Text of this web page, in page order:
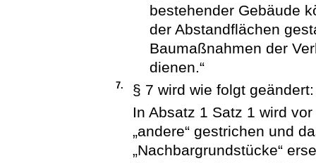
bestehender Gebäude
der Abstandflächen
Baumaßnahmen der
dienen.“
7.
§ 7 wird wie folgt geändert:
In Absatz 1 Satz 1 wird
„andere“ gestrichen und
„Nachbargrundstücke“